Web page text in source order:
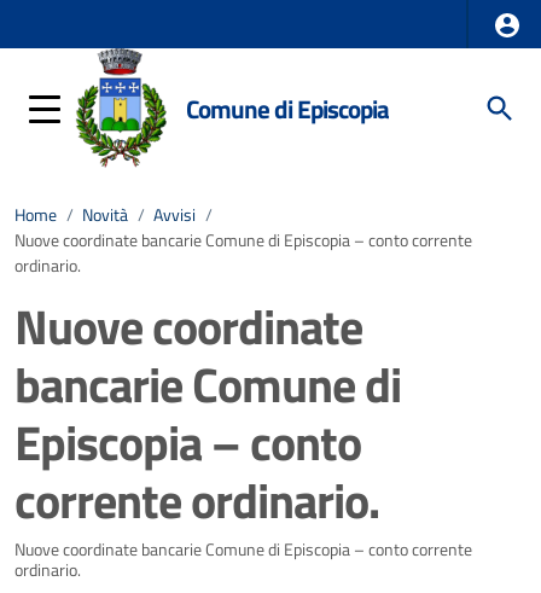
Comune di Episcopia
Home / Novità / Avvisi /
Nuove coordinate bancarie Comune di Episcopia – conto corrente
ordinario.
Nuove coordinate
bancarie Comune di
Episcopia – conto
corrente ordinario.
Dettagli della notizia
Nuove coordinate bancarie Comune di Episcopia – conto corrente
ordinario.